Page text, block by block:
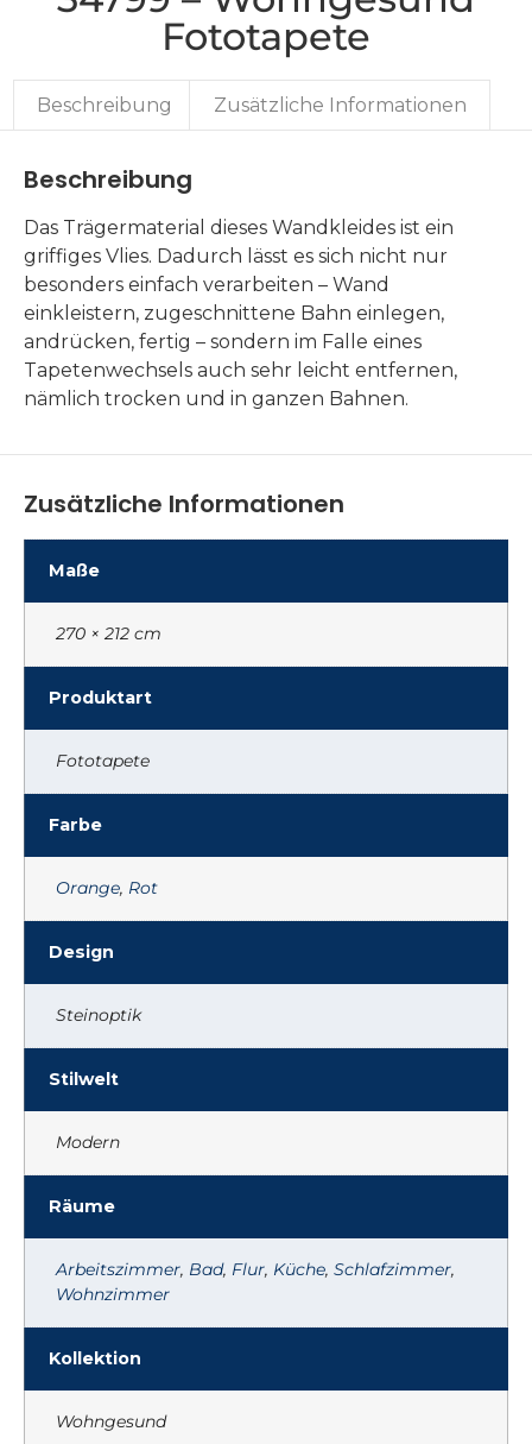
Fototapete
Beschreibung Zusätzliche Informationen
Beschreibung
Das Trägermaterial dieses Wandkleides ist ein
griffiges Vlies. Dadurch lässt es sich nicht nur
besonders einfach verarbeiten – Wand
einkleistern, zugeschnittene Bahn einlegen,
andrücken, fertig – sondern im Falle eines
Tapetenwechsels auch sehr leicht entfernen,
nämlich trocken und in ganzen Bahnen.
Zusätzliche Informationen
Maße
270 × 212 cm
Produktart
Fototapete
Farbe
Orange, Rot
Design
Steinoptik
Stilwelt
Modern
Räume
Arbeitszimmer, Bad, Flur, Küche, Schlafzimmer,
Wohnzimmer
Kollektion
Wohngesund